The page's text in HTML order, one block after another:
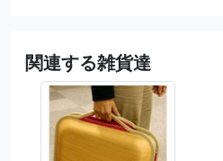
関連する雑貨達